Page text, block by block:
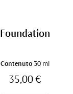
Foundation
Contenuto 30 ml
35,00 €